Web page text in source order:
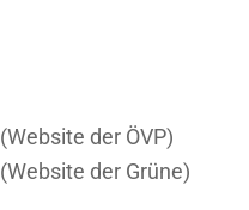
(Website der ÖVP)
(Website der Grüne)